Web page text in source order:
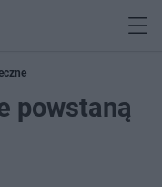
powstaną